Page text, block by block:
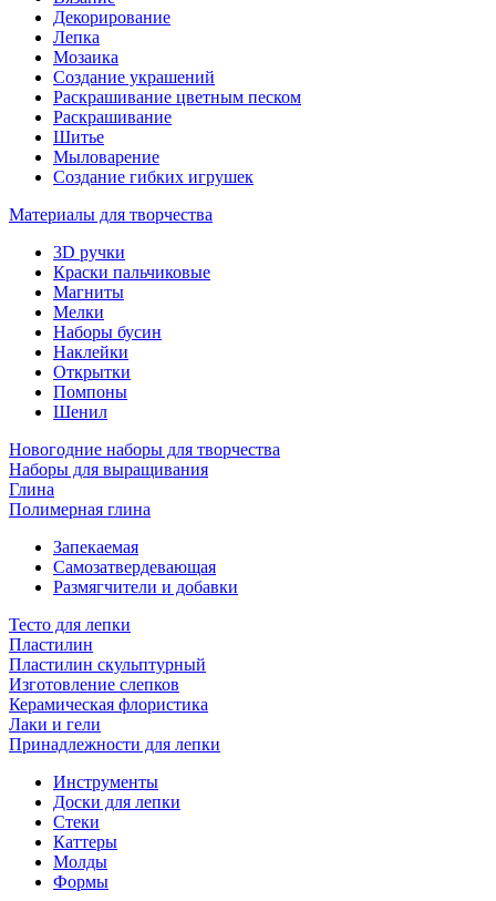
Декорирование
Лепка
Мозаика
Создание украшений
Раскрашивание цветным песком
Раскрашивание
Шитье
Мыловарение
Создание гибких игрушек
Материалы для творчества
3D ручки
Краски пальчиковые
Магниты
Мелки
Наборы бусин
Наклейки
Открытки
Помпоны
Шенил
Новогодние наборы для творчества
Наборы для выращивания
Глина
Полимерная глина
Запекаемая
Самозатвердевающая
Размягчители и добавки
Тесто для лепки
Пластилин
Пластилин скульптурный
Изготовление слепков
Керамическая флористика
Лаки и гели
Принадлежности для лепки
Инструменты
Доски для лепки
Стеки
Каттеры
Молды
Формы